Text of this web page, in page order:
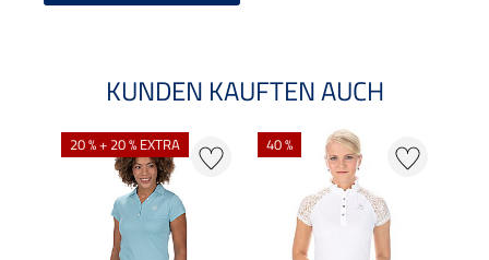
KUNDEN KAUFTEN AUCH
20 % + 20 % EXTRA 40 %